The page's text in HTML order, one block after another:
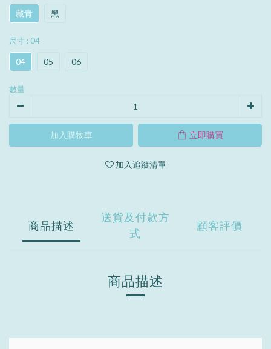
藏青 黑
尺寸 : 04
04 05 06
數量
加入購物車 立即購買
加入追蹤清單
商品描述
送貨及付款方
式
顧客評價
商品描述